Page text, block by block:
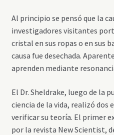
Al principio se pensó que la
investigadores visitantes
cristal en sus ropas o en sus
causa fue desechada.
aprenden mediante
El Dr. Sheldrake, luego de la
ciencia de la vida, realizó
verificar su teoría. El primer
por la revista New Scientist,